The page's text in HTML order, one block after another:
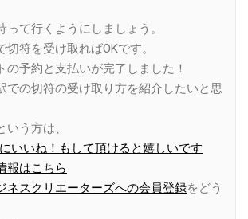
って行くようにしましょう。
符を受け取ればOKです。
の予約と支払いが完了しました！
での切符の受け取り方を紹介したいと思
う方は、
いいね！もして頂けると嬉しいです
報はこちら
ネスクリエーターズへの会員登録をどう